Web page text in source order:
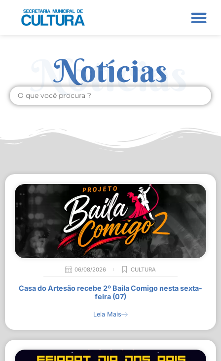
Notícias
Notícias
06/08/2026 CULTURA
Casa do Artesão recebe 2º Baila Comigo nesta sexta-
feira (07)
Leia Mais